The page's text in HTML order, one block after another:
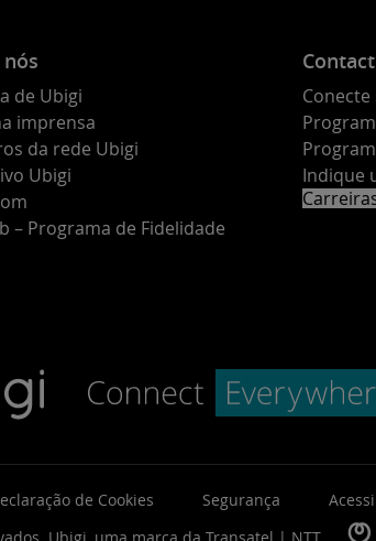
de Ubigi
imprensa
da rede Ubigi
Ubigi
– Programa de Fidelidade
Indique
de Cookies Segurança